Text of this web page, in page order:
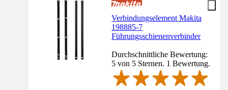
Verbindungselement Makita
198885-7
Führungsschienenverbinder
Durchschnittliche Bewertung:
5 von 5 Sternen. 1 Bewertung.